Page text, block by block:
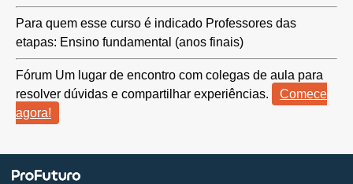
Para quem esse curso é indicado Professores das
etapas: Ensino fundamental (anos finais)
Fórum Um lugar de encontro com colegas de aula para
resolver dúvidas e compartilhar experiências.
Comece
agora!